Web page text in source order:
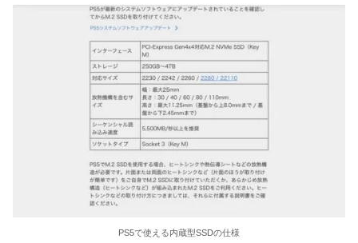
PS5で使える内蔵型SSDの仕様